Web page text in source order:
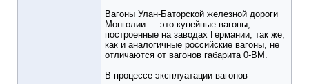
Вагоны Улан-Баторской железной дороги
Монголии — это купейные вагоны,
построенные на заводах Германии, так же,
как и аналогичные российские вагоны, не
отличаются от вагонов габарита 0-ВМ.
В процессе эксплуатации вагонов